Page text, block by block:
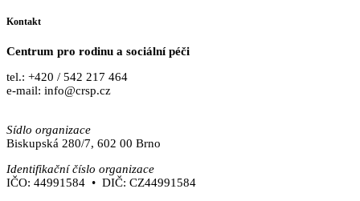
Kontakt
Centrum pro rodinu a sociální péči
tel.: +420 / 542 217 464
e-mail: info@crsp.cz
Sídlo organizace
Biskupská 280/7, 602 00 Brno
Identifikační číslo organizace
IČO: 44991584 • DIČ: CZ44991584